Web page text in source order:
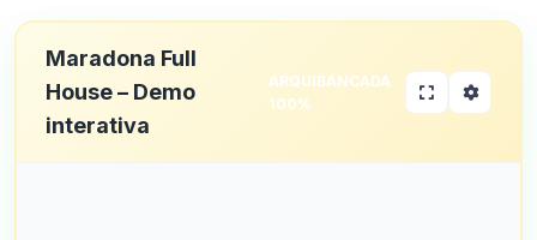
Maradona Full
House – Demo
interativa
ARQUIBANCADA
100%